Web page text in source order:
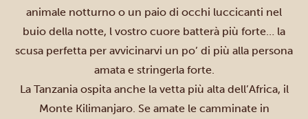
animale notturno o un paio di occhi luccicanti nel
buio della notte, l vostro cuore batterà più forte… la
scusa perfetta per avvicinarvi un po’ di più alla persona
amata e stringerla forte.
La Tanzania ospita anche la vetta più alta dell’Africa, il
Monte Kilimanjaro. Se amate le camminate in